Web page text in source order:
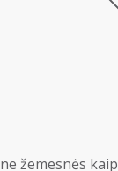
žemesnės